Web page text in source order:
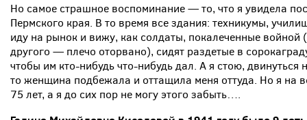
Но самое страшное воспоминание — то, что я увидела
Пермского края. В то время все здания: техникумы,
иду на рынок и вижу, как солдаты, покалеченные
другого — плечо оторвано), сидят раздетые в
чтобы им кто-нибудь что-нибудь дал. А я стою,
то женщина подбежала и оттащила меня оттуда. Но я на
75 лет, а я до сих пор не могу этого забыть….